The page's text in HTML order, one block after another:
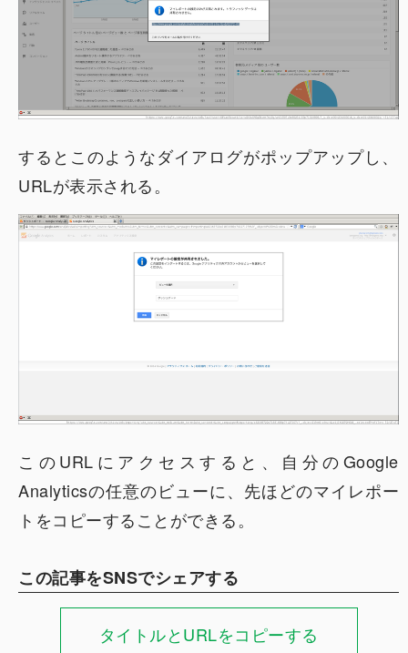
するとこのようなダイアログがポップアップし、
URLが表示される。
このURLにアクセスすると、自分のGoogle
Analyticsの任意のビューに、先ほどのマイレポー
トをコピーすることができる。
この記事をSNSでシェアする
タイトルとURLをコピーする